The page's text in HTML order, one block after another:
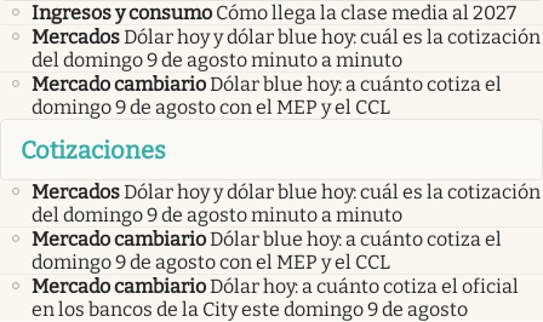
Ingresos y consumo Cómo llega la clase media al 2027
MercadosDólar hoy y dólar blue hoy: cuál es la cotización
del domingo 9 de agosto minuto a minuto
Mercado cambiarioDólar blue hoy: a cuánto cotiza el
domingo 9 de agosto con el MEP y el CCL
Cotizaciones
MercadosDólar hoy y dólar blue hoy: cuál es la cotización
del domingo 9 de agosto minuto a minuto
Mercado cambiarioDólar blue hoy: a cuánto cotiza el
domingo 9 de agosto con el MEP y el CCL
Mercado cambiarioDólar hoy: a cuánto cotiza el oficial
en los bancos de la City este domingo 9 de agosto